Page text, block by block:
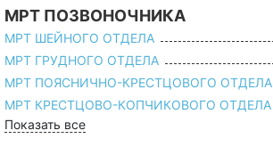
МРТ ПОЗВОНОЧНИКА
МРТ ШЕЙНОГО ОТДЕЛА
МРТ ГРУДНОГО ОТДЕЛА
МРТ ПОЯСНИЧНО-КРЕСТЦОВОГО ОТДЕЛА
МРТ КРЕСТЦОВО-КОПЧИКОВОГО ОТДЕЛА
Показать все